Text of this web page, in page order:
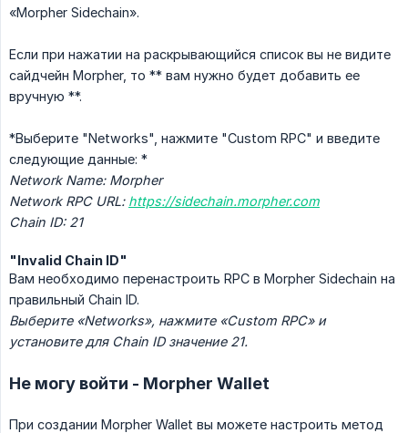
«Morpher Sidechain».
Если при нажатии на раскрывающийся список вы не видите
сайдчейн Morpher, то ** вам нужно будет добавить ее
вручную **.
*Выберите "Networks", нажмите "Custom RPC" и введите
следующие данные: *
Network Name: Morpher
Network RPC URL: https://sidechain.morpher.com
Chain ID: 21
"Invalid Chain ID"
Вам необходимо перенастроить RPC в Morpher Sidechain на
правильный Chain ID.
Выберите «Networks», нажмите «Custom RPC» и
установите для Chain ID значение 21.
Не могу войти - Morpher Wallet
При создании Morpher Wallet вы можете настроить метод